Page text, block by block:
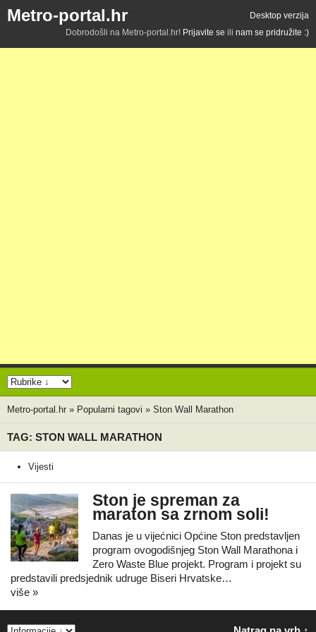
Metro-portal.hr
Desktop verzija
Dobrodošli na Metro-portal.hr! Prijavite se ili nam se pridružite :)
Metro-portal.hr » Popularni tagovi » Ston Wall Marathon
TAG: STON WALL MARATHON
Vijesti
Ston je spreman za
maraton sa zrnom soli!
Danas je u vijećnici Općine Ston predstavljen
program ovogodišnjeg Ston Wall Marathona i
Zero Waste Blue projekt. Program i projekt su
predstavili predsjednik udruge Biseri Hrvatske…
više »